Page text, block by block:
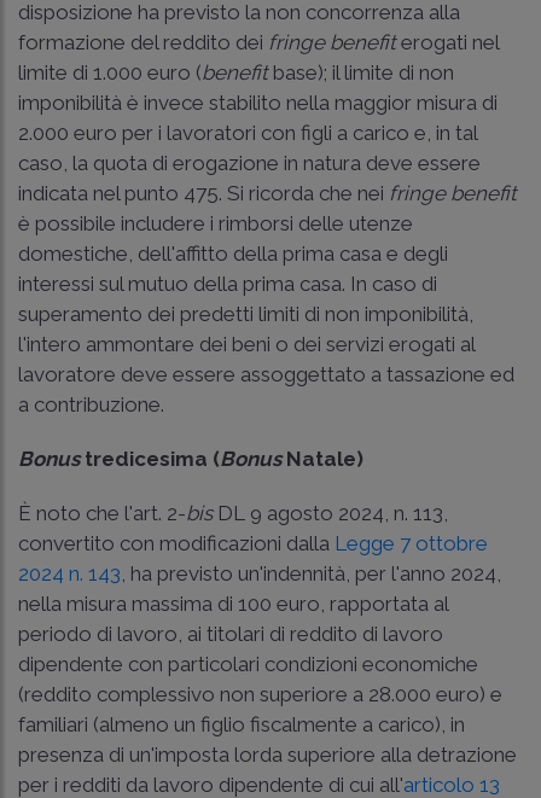
disposizione ha previsto la non concorrenza alla
formazione del reddito dei fringe benefiterogati nel
limite di 1.000 euro (benefitbase); il limite di non
imponibilità è invece stabilito nella maggior misura di
2.000 euro per i lavoratori con figli a carico e, in tal
caso, la quota di erogazione in natura deve essere
indicata nel punto 475. Si ricorda che nei fringe benefit
è possibile includere i rimborsi delle utenze
domestiche, dell'affitto della prima casa e degli
interessi sul mutuo della prima casa. In caso di
superamento dei predetti limiti di non imponibilità,
l'intero ammontare dei beni o dei servizi erogati al
lavoratore deve essere assoggettato a tassazione ed
a contribuzione.
Bonus tredicesima (BonusNatale)
È noto che l'art. 2-bisDL 9 agosto 2024, n. 113,
convertito con modificazioni dalla Legge 7 ottobre
2024 n. 143 , ha previsto un'indennità, per l'anno 2024,
nella misura massima di 100 euro, rapportata al
periodo di lavoro, ai titolari di reddito di lavoro
dipendente con particolari condizioni economiche
(reddito complessivo non superiore a 28.000 euro) e
familiari (almeno un figlio fiscalmente a carico), in
presenza di un'imposta lorda superiore alla detrazione
per i redditi da lavoro dipendente di cui all'articolo 13